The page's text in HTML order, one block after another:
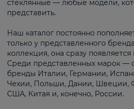
стеклянные — любые модели,
представить.
Наш каталог постоянно
только у представленного
коллекция, она сразу
Среди представленных марок —
бренды Италии, Германии,
Чехии, Польши, Дании, Швеции,
США, Китая и, конечно, России.